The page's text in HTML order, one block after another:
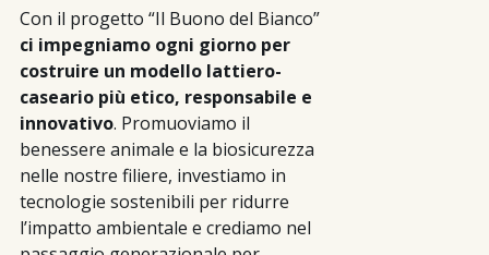
Con il progetto “Il Buono del Bianco”
ci impegniamo ogni giorno per
costruire un modello lattiero-
caseario più etico, responsabile e
innovativo. Promuoviamo il
benessere animale e la biosicurezza
nelle nostre filiere, investiamo in
tecnologie sostenibili per ridurre
l’impatto ambientale e crediamo nel